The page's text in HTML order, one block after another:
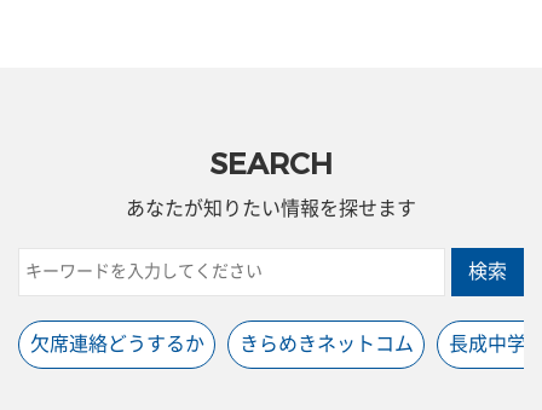
SEARCH
あなたが知りたい情報を探せます
検索
欠席連絡どうするか きらめきネットコム 長成中学